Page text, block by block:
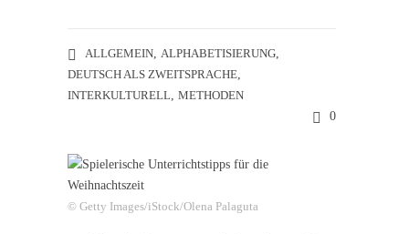
ALLGEMEIN, ALPHABETISIERUNG,
DEUTSCH ALS ZWEITSPRACHE,
INTERKULTURELL, METHODEN
0
© Getty Images/iStock/Olena Palaguta